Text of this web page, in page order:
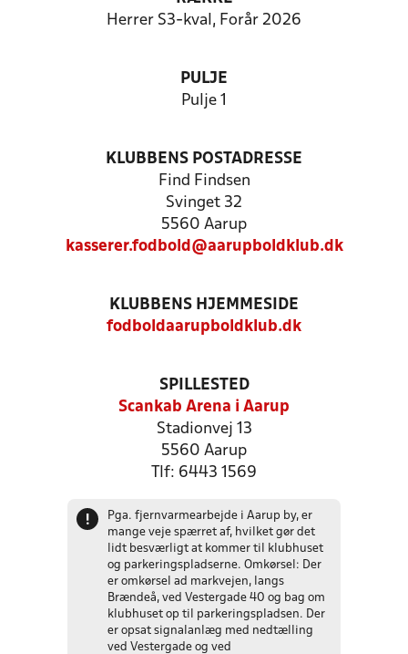
Herrer S3-kval, Forår 2026
PULJE
Pulje 1
KLUBBENS POSTADRESSE
Find Findsen
Svinget 32
5560 Aarup
kasserer.fodbold@aarupboldklub.dk
KLUBBENS HJEMMESIDE
fodboldaarupboldklub.dk
SPILLESTED
Scankab Arena i Aarup
Stadionvej 13
5560 Aarup
Tlf: 6443 1569
!
Pga. fjernvarmearbejde i Aarup by, er
mange veje spærret af, hvilket gør det
lidt besværligt at kommer til klubhuset
og parkeringspladserne. Omkørsel: Der
er omkørsel ad markvejen, langs
Brændeå, ved Vestergade 40 og bag om
klubhuset op til parkeringspladsen. Der
er opsat signalanlæg med nedtælling
ved Vestergade og ved